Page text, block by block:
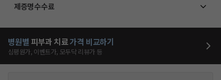
제증명수수료
병원별 피부과 치료가격 비교하기
심평원가, 이벤트가, 모두닥 리뷰가 등